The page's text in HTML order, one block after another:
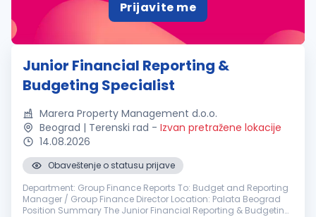
Prijavite me
Junior Financial Reporting &
Budgeting Specialist
Marera Property Management d.o.o.
Beograd | Terenski rad - Izvan pretražene lokacije
14.08.2026
Obaveštenje o statusu prijave
Department: Group Finance Reports To: Budget and Reporting
Manager / Group Finance Director Location: Palata Beograd
Position Summary The Junior Financial Reporting & Budgeting